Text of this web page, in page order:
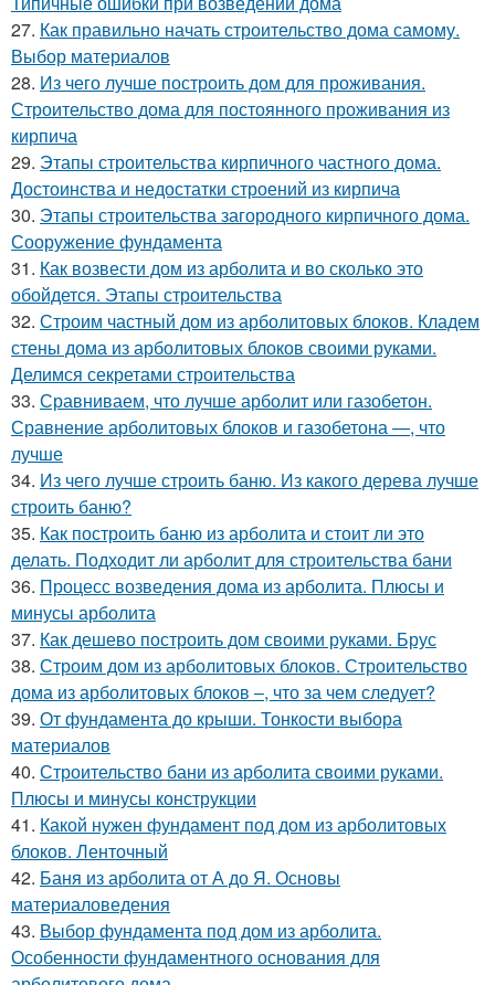
27. Как правильно начать строительство дома самому.
Выбор материалов
28. Из чего лучше построить дом для проживания.
Строительство дома для постоянного проживания из
кирпича
29. Этапы строительства кирпичного частного дома.
Достоинства и недостатки строений из кирпича
30. Этапы строительства загородного кирпичного дома.
Сооружение фундамента
31. Как возвести дом из арболита и во сколько это
обойдется. Этапы строительства
32. Строим частный дом из арболитовых блоков. Кладем
стены дома из арболитовых блоков своими руками.
Делимся секретами строительства
33. Сравниваем, что лучше арболит или газобетон.
Сравнение арболитовых блоков и газобетона —, что
лучше
34. Из чего лучше строить баню. Из какого дерева лучше
строить баню?
35. Как построить баню из арболита и стоит ли это
делать. Подходит ли арболит для строительства бани
36. Процесс возведения дома из арболита. Плюсы и
минусы арболита
37. Как дешево построить дом своими руками. Брус
38. Строим дом из арболитовых блоков. Строительство
дома из арболитовых блоков –, что за чем следует?
39. От фундамента до крыши. Тонкости выбора
материалов
40. Строительство бани из арболита своими руками.
Плюсы и минусы конструкции
41. Какой нужен фундамент под дом из арболитовых
блоков. Ленточный
42. Баня из арболита от А до Я. Основы
материаловедения
43. Выбор фундамента под дом из арболита.
Особенности фундаментного основания для